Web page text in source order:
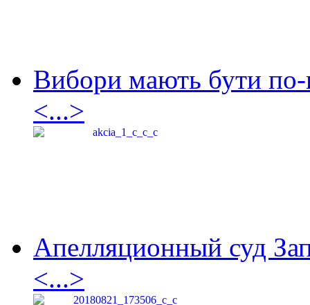
Вибори мають бути по-
<...>
Апелляционный суд
<...>